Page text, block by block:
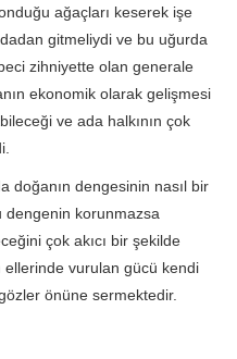
ağaçları keserek işe
gitmeliydi ve bu uğurda
zihniyette olan generale
ekonomik olarak gelişmesi
ve ada halkının çok
doğanın dengesinin nasıl bir
dengenin korunmazsa
çok akıcı bir şekilde
ellerinde vurulan gücü kendi
gözler önüne sermektedir.